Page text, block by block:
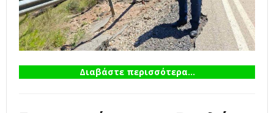
Διαβάστε περισσότερα...